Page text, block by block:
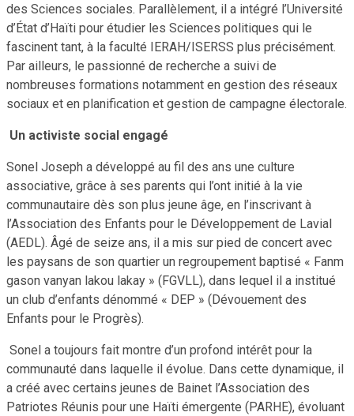
des Sciences sociales. Parallèlement, il a intégré l’Université
d’État d’Haïti pour étudier les Sciences politiques qui le
fascinent tant, à la faculté IERAH/ISERSS plus précisément.
Par ailleurs, le passionné de recherche a suivi de
nombreuses formations notamment en gestion des réseaux
sociaux et en planification et gestion de campagne électorale.
Un activiste social engagé
Sonel Joseph a développé au fil des ans une culture
associative, grâce à ses parents qui l’ont initié à la vie
communautaire dès son plus jeune âge, en l’inscrivant à
l’Association des Enfants pour le Développement de Lavial
(AEDL). Âgé de seize ans, il a mis sur pied de concert avec
les paysans de son quartier un regroupement baptisé « Fanm
gason vanyan lakou lakay » (FGVLL), dans lequel il a institué
un club d’enfants dénommé « DEP » (Dévouement des
Enfants pour le Progrès).
Sonel a toujours fait montre d’un profond intérêt pour la
communauté dans laquelle il évolue. Dans cette dynamique, il
a créé avec certains jeunes de Bainet l’Association des
Patriotes Réunis pour une Haïti émergente (PARHE), évoluant